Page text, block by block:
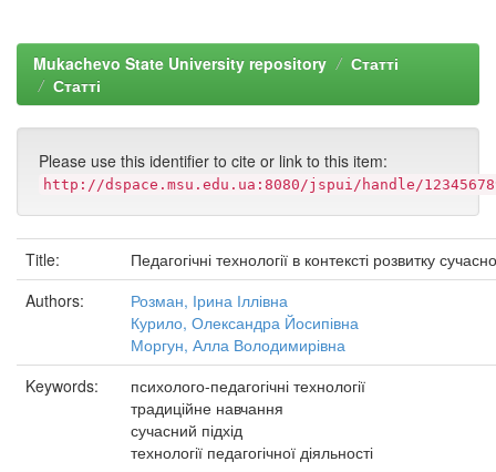
Mukachevo State University repository
Статті
Статті
Please use this identifier to cite or link to this item:
http://dspace.msu.edu.ua:8080/jspui/handle/
Title:
Педагогічні технології в контексті розвитку
Authors:
Розман, Ірина Іллівна
Курило, Олександра Йосипівна
Моргун, Алла Володимирівна
Keywords:
психолого-педагогічні технології
традиційне навчання
сучасний підхід
технології педагогічної діяльності